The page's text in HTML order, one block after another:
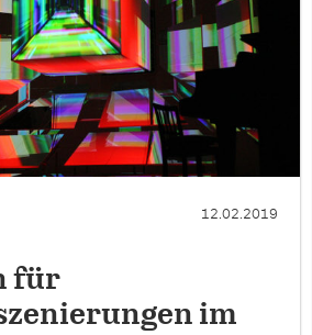
12.02.2019
für
im